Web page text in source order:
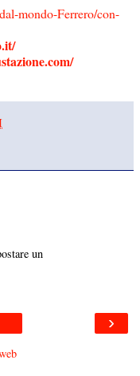
mondo-Ferrero/con-
un
›